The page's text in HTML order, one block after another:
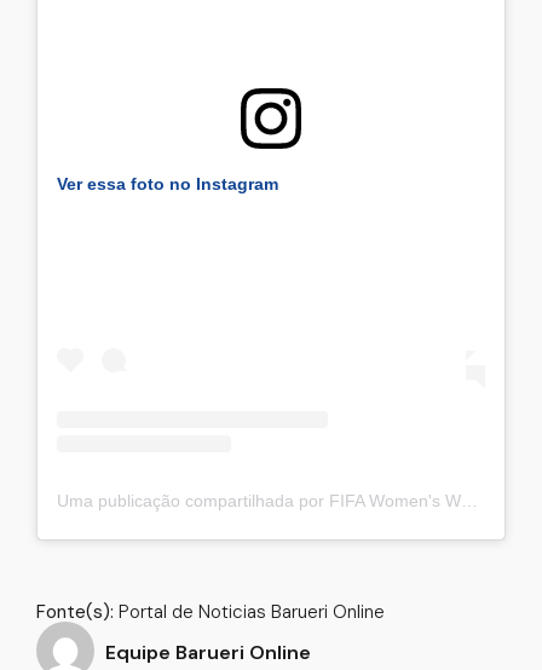
Ver essa foto no Instagram
Fonte(s): Portal de Noticias Barueri Online
Equipe Barueri Online